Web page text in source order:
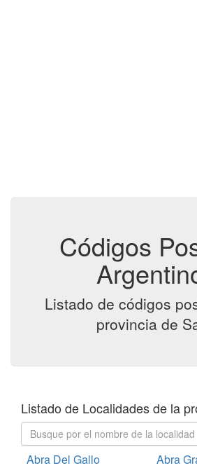
Códigos
Listado de códigos
provincia de
Listado de Localidades de la
Abra Del Gallo
Abra